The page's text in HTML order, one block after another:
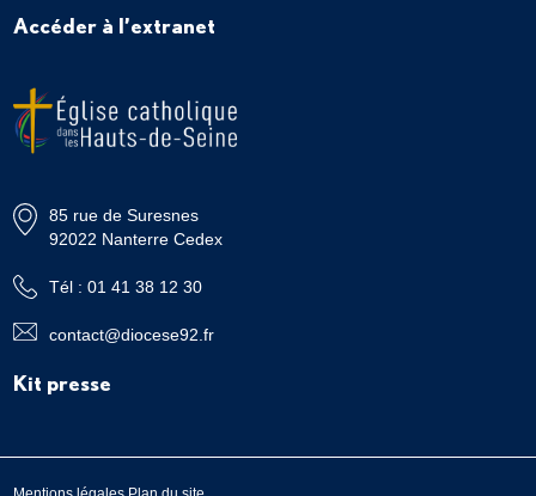
Accéder à l’extranet
85 rue de Suresnes
92022 Nanterre Cedex
Tél : 01 41 38 12 30
contact@diocese92.fr
Kit presse